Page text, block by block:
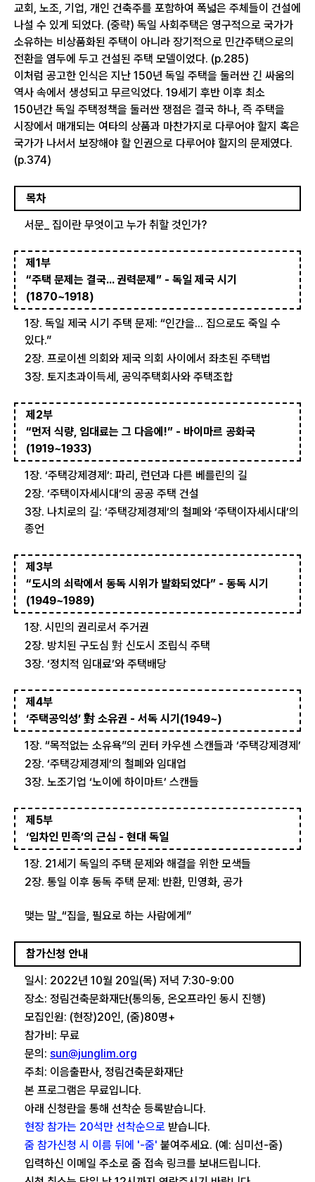
교회, 노조, 기업, 개인 건축주를 포함하여 폭넓은 주체들이 건설에
나설 수 있게 되었다. (중략) 독일 사회주택은 영구적으로 국가가
소유하는 비상품화된 주택이 아니라 장기적으로 민간주택으로의
전환을 염두에 두고 건설된 주택 모델이었다. (p.285)
이처럼 공고한 인식은 지난 150년 독일 주택을 둘러싼 긴 싸움의
역사 속에서 생성되고 무르익었다. 19세기 후반 이후 최소
150년간 독일 주택정책을 둘러싼 쟁점은 결국 하나, 즉 주택을
시장에서 매개되는 여타의 상품과 마찬가지로 다루어야 할지 혹은
국가가 나서서 보장해야 할 인권으로 다루어야 할지의 문제였다.
(p.374)
목차
서문_ 집이란 무엇이고 누가 취할 것인가?
제1부
“주택 문제는 결국... 권력문제” - 독일 제국 시기
(1870~1918)
1장. 독일 제국 시기 주택 문제: “인간을... 집으로도 죽일 수
있다.”
2장. 프로이센 의회와 제국 의회 사이에서 좌초된 주택법
3장. 토지초과이득세, 공익주택회사와 주택조합
제2부
“먼저 식량, 임대료는 그 다음에!” - 바이마르 공화국
(1919~1933)
1장. ‘주택강제경제’: 파리, 런던과 다른 베를린의 길
2장. ‘주택이자세시대’의 공공 주택 건설
3장. 나치로의 길: ‘주택강제경제’의 철폐와 ‘주택이자세시대’의
종언
제3부
“도시의 쇠락에서 동독 시위가 발화되었다” - 동독 시기
(1949~1989)
1장. 시민의 권리로서 주거권
2장. 방치된 구도심 對 신도시 조립식 주택
3장. ‘정치적 임대료’와 주택배당
제4부
‘주택공익성’ 對 소유권 - 서독 시기(1949~)
1장. “목적없는 소유욕”의 귄터 카우센 스캔들과 ‘주택강제경제’
2장. ‘주택강제경제’의 철폐와 임대업
3장. 노조기업 ‘노이에 하이마트’ 스캔들
제5부
‘임차인 민족’의 근심 - 현대 독일
1장. 21세기 독일의 주택 문제와 해결을 위한 모색들
2장. 통일 이후 동독 주택 문제: 반환, 민영화, 공가
맺는 말_“집을, 필요로 하는 사람에게”
참가신청 안내
일시: 2022년 10월 20일(목) 저녁 7:30-9:00
장소: 정림건축문화재단(통의동, 온오프라인 동시 진행)
모집인원: (현장)20인, (줌)80명+
참가비: 무료
문의: sun@junglim.org
주최: 이음출판사, 정림건축문화재단
본 프로그램은 무료입니다.
아래 신청란을 통해 선착순 등록받습니다.
현장 참가는 20석만 선착순으로 받습니다.
줌 참가신청 시 이름 뒤에 '-줌' 붙여주세요. (예: 심미선-줌)
입력하신 이메일 주소로 줌 접속 링크를 보내드립니다.